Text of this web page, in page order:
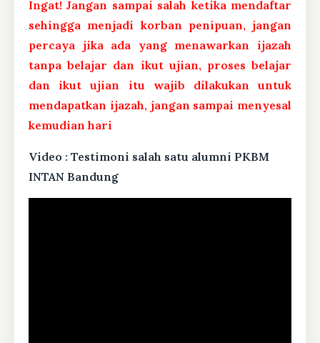
Ingat! Jangan sampai salah ketika mendaftar
sehingga menjadi korban penipuan, jangan
percaya jika ada yang menawarkan ijazah
tanpa belajar dan ikut ujian, proses belajar
dan ikut ujian itu wajib dilakukan untuk
mendapatkan ijazah, jangan sampai menyesal
kemudian hari
Video : Testimoni salah satu alumni PKBM
INTAN Bandung